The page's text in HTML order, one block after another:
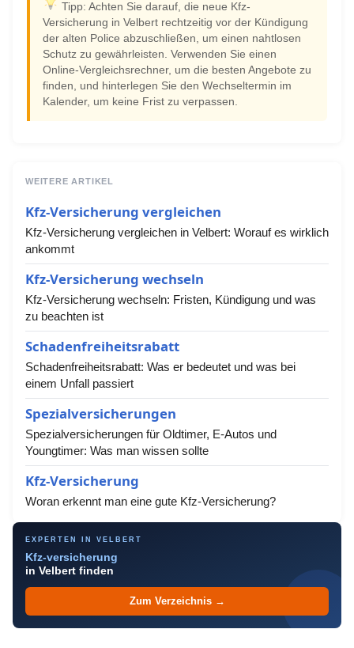
Tipp: Achten Sie darauf, die neue Kfz-
Versicherung in Velbert rechtzeitig vor der Kündigung
der alten Police abzuschließen, um einen nahtlosen
Schutz zu gewährleisten. Verwenden Sie einen
Online-Vergleichsrechner, um die besten Angebote zu
finden, und hinterlegen Sie den Wechseltermin im
Kalender, um keine Frist zu verpassen.
WEITERE ARTIKEL
Kfz-Versicherung vergleichen
Kfz-Versicherung vergleichen in Velbert: Worauf es wirklich
ankommt
Kfz-Versicherung wechseln
Kfz-Versicherung wechseln: Fristen, Kündigung und was
zu beachten ist
Schadenfreiheitsrabatt
Schadenfreiheitsrabatt: Was er bedeutet und was bei
einem Unfall passiert
Spezialversicherungen
Spezialversicherungen für Oldtimer, E-Autos und
Youngtimer: Was man wissen sollte
Kfz-Versicherung
Woran erkennt man eine gute Kfz-Versicherung?
EXPERTEN IN VELBERT
Kfz-versicherung
in Velbert finden
Zum Verzeichnis →